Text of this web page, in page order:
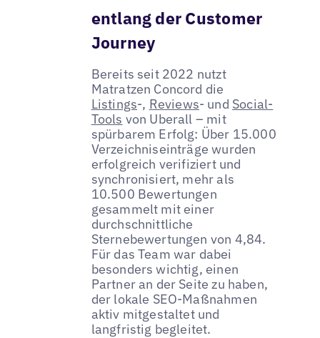
entlang der Customer
Journey
Bereits seit 2022 nutzt
Matratzen Concord die
Listings-, Reviews- und Social-
Tools von Uberall – mit
spürbarem Erfolg: Über 15.000
Verzeichniseinträge wurden
erfolgreich verifiziert und
synchronisiert, mehr als
10.500 Bewertungen
gesammelt mit einer
durchschnittliche
Sternebewertungen von 4,84.
Für das Team war dabei
besonders wichtig, einen
Partner an der Seite zu haben,
der lokale SEO-Maßnahmen
aktiv mitgestaltet und
langfristig begleitet.